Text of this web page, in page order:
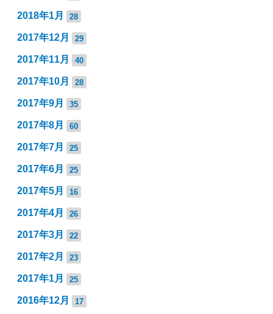
2018年1月 28
2017年12月 29
2017年11月 40
2017年10月 28
2017年9月 35
2017年8月 60
2017年7月 25
2017年6月 25
2017年5月 16
2017年4月 26
2017年3月 22
2017年2月 23
2017年1月 25
2016年12月 17